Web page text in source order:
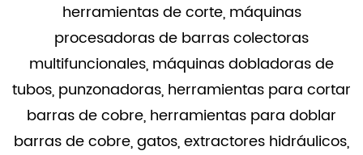
herramientas de corte, máquinas
procesadoras de barras colectoras
multifuncionales, máquinas dobladoras de
tubos, punzonadoras, herramientas para cortar
barras de cobre, herramientas para doblar
barras de cobre, gatos, extractores hidráulicos,